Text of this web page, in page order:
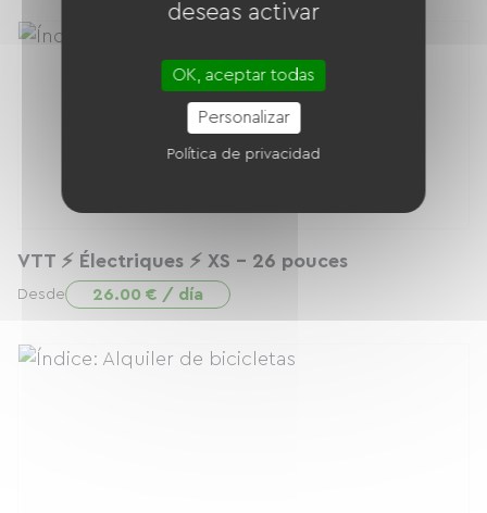
VTT ⚡️ Électriques ⚡️ XS - 26 pouces
Desde 26.00 € / día
deseas activar
OK, aceptar todas
Personalizar
Política de privacidad